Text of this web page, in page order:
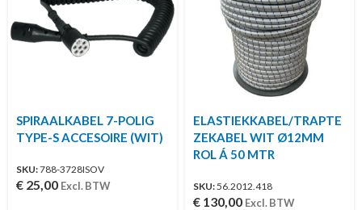
SPIRAALKABEL 7-POLIG
TYPE-S ACCESOIRE (WIT)
SKU:788-3728ISOV
€ 25,00 Excl. BTW
ELASTIEKKABEL/TRAPTE
ZEKABEL WIT Ø12MM
ROL Á 50 MTR
SKU:56.2012.418
€ 130,00 Excl. BTW